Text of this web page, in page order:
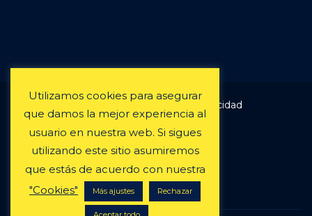
Aviso Legal & Política de Privacidad
Política de Cookies
Condiciones alquiler
Preguntas frecuentes
Utilizamos cookies para asegurar
que damos la mejor experiencia al
usuario en nuestra web. Si sigues
utilizando este sitio asumiremos
que estás de acuerdo con nuestra
"Cookies"
Más ajustes Rechazar